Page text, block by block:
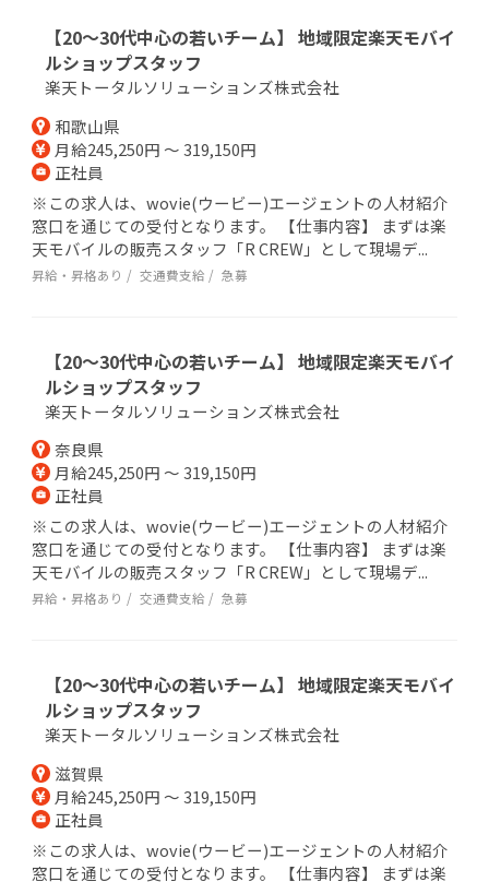
【20～30代中心の若いチーム】 地域限定楽天モバイ
ルショップスタッフ
楽天トータルソリューションズ株式会社
和歌山県
月給245,250円 ～ 319,150円
正社員
※この求人は、wovie(ウービー)エージェントの人材紹介
窓口を通じての受付となります。 【仕事内容】 まずは楽
天モバイルの販売スタッフ「R CREW」として現場デ...
昇給・昇格あり 交通費支給 急募
【20～30代中心の若いチーム】 地域限定楽天モバイ
ルショップスタッフ
楽天トータルソリューションズ株式会社
奈良県
月給245,250円 ～ 319,150円
正社員
※この求人は、wovie(ウービー)エージェントの人材紹介
窓口を通じての受付となります。 【仕事内容】 まずは楽
天モバイルの販売スタッフ「R CREW」として現場デ...
昇給・昇格あり 交通費支給 急募
【20～30代中心の若いチーム】 地域限定楽天モバイ
ルショップスタッフ
楽天トータルソリューションズ株式会社
滋賀県
月給245,250円 ～ 319,150円
正社員
※この求人は、wovie(ウービー)エージェントの人材紹介
窓口を通じての受付となります。 【仕事内容】 まずは楽